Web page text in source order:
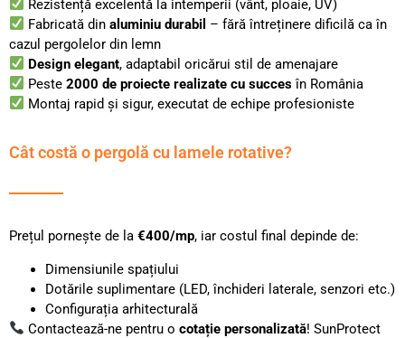
Rezistență excelentă la intemperii (vânt, ploaie, UV)
Fabricată dinaluminiu durabil – fără întreținere dificilă ca în
cazul pergolelor din lemn
Design elegant, adaptabil oricărui stil de amenajare
Peste2000 de proiecte realizate cu succesîn România
Montaj rapid și sigur, executat de echipe profesioniste
Cât costă o pergolă cu lamele rotative?
Prețul pornește de la €400/mp, iar costul final depinde de:
Dimensiunile spațiului
Dotările suplimentare (LED, închideri laterale, senzori etc.)
Configurația arhitecturală
Contactează-ne pentru ocotație personalizată! SunProtect